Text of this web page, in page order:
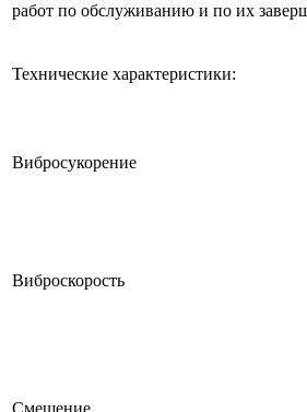
работ по обслуживанию и по их
Технические характеристики:
Вибросукорение
Виброскорость